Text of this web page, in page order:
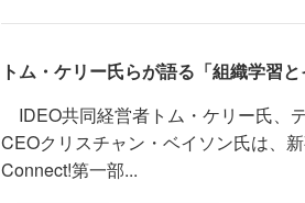
トム・ケリー氏らが語る「組織学習
IDEO共同経営者トム・ケリー氏、
CEOクリスチャン・ベイソン氏は、
Connect!第一部...